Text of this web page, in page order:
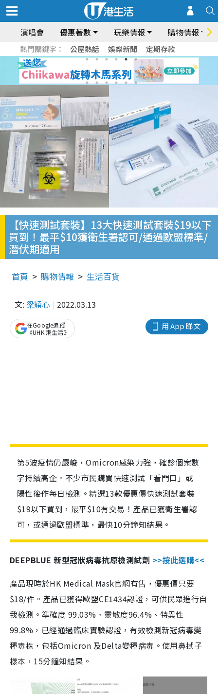
演唱會 優惠著數 玩樂情報 購物情報
熱門關鍵字： 公屋熱話 娛樂新聞 定期存款
【快速測試套裝】13大快速測試套裝$19以下
買到！最平$10獲衛生署認可/通過歐盟標準/
潛伏期適用
首頁 購物情報 生活百貨
文: 梁穎心 2022.03.13
用 App 睇文
在Google追蹤
《UHK 港生活》
第5波疫情仍嚴峻，Omicron感染力強，確診個案數
字持續高企。不少市民購買快速測試「看門口」或
陽性後作每日檢測。精選13款優惠價快速測試套裝
$19以下買到，最平$10有交易！產品已獲衛生署認
可，或通過歐盟標準，最快10分鐘知結果。
DEEPBLUE 新型冠狀病毒抗原檢測試劑 >>按此選購<<
產品現時於HK Medical Mask官網有售，優惠價只要
$18/件。產品已獲得歐盟CE1434認證，可供民眾進行自
我檢測。準確度 99.03%、靈敏度96.4%、特異性
99.8%，已經通過臨床實驗認證，有效檢測新冠病毒變
種毒株，包括Omicron 及Delta變種病毒。使用鼻拭子
樣本，15分鐘知結果。